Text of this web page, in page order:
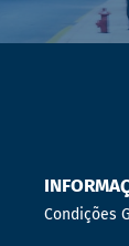
Condições